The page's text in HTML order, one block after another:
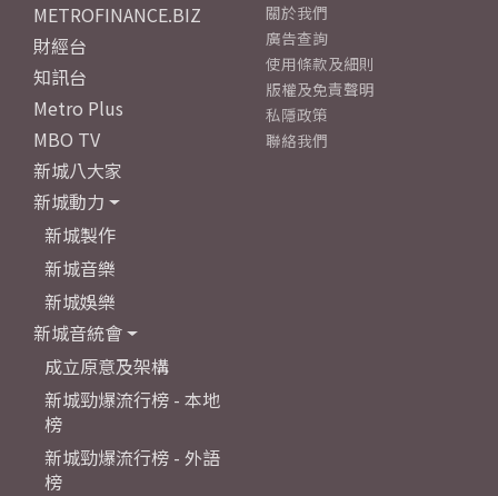
METROFINANCE.BIZ
財經台
知訊台
Metro Plus
MBO TV
新城八大家
新城動力
新城製作
新城音樂
新城娛樂
新城音統會
成立原意及架構
新城勁爆流行榜 - 本地
榜
新城勁爆流行榜 - 外語
榜
關於我們
廣告查詢
使用條款及細則
版權及免責聲明
私隱政策
聯絡我們